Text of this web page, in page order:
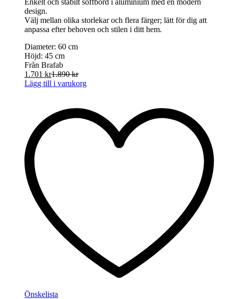
design.
Välj mellan olika storlekar och flera färger; lätt för dig att
anpassa efter behoven och stilen i ditt hem.
Diameter: 60 cm
Höjd: 45 cm
Från Brafab
1.701 kr1.890kr
Lägg till i varukorg
Önskelista